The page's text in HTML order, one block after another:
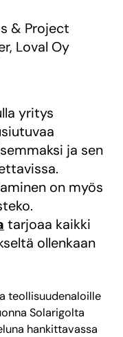
& Project
Loval Oy
yritys
ja sen
on myös
tarjoaa kaikki
ollenkaan
teollisuudenaloille
Solarigolta
hankittavassa